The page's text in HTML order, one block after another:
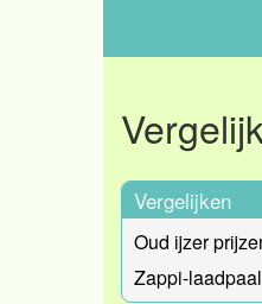
Vergelijken
Oud ijzer
Zappi-